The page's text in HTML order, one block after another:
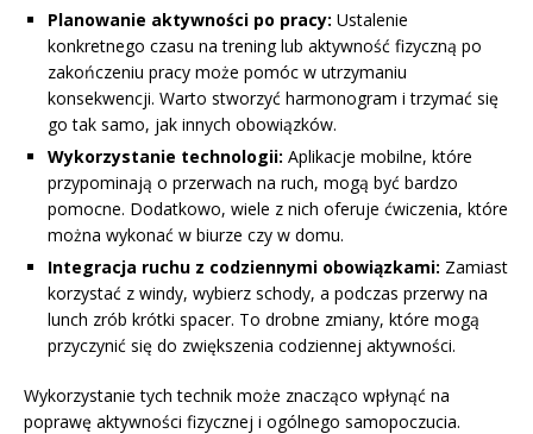
Planowanie aktywności po pracy: Ustalenie
konkretnego czasu na trening lub aktywność fizyczną po
zakończeniu pracy może pomóc w utrzymaniu
konsekwencji. Warto stworzyć harmonogram i trzymać się
go tak samo, jak innych obowiązków.
Wykorzystanie technologii: Aplikacje mobilne, które
przypominają o przerwach na ruch, mogą być bardzo
pomocne. Dodatkowo, wiele z nich oferuje ćwiczenia, które
można wykonać w biurze czy w domu.
Integracja ruchu z codziennymi obowiązkami: Zamiast
korzystać z windy, wybierz schody, a podczas przerwy na
lunch zrób krótki spacer. To drobne zmiany, które mogą
przyczynić się do zwiększenia codziennej aktywności.
Wykorzystanie tych technik może znacząco wpłynąć na
poprawę aktywności fizycznej i ogólnego samopoczucia.